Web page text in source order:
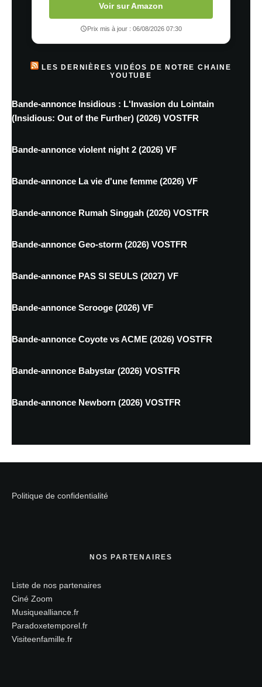
Voir sur Amazon
Prix mis à jour : 06/08/2026 07:30
LES DERNIÈRES VIDÉOS DE NOTRE CHAINE
YOUTUBE
Bande-annonce Insidious : L'Invasion du Lointain
(Insidious: Out of the Further) (2026) VOSTFR
Bande-annonce violent night 2 (2026) VF
Bande-annonce La vie d'une femme (2026) VF
Bande-annonce Rumah Singgah (2026) VOSTFR
Bande-annonce Geo-storm (2026) VOSTFR
Bande-annonce PAS SI SEULS (2027) VF
Bande-annonce Scrooge (2026) VF
Bande-annonce Coyote vs ACME (2026) VOSTFR
Bande-annonce Babystar (2026) VOSTFR
Bande-annonce Newborn (2026) VOSTFR
Politique de confidentialité
NOS PARTENAIRES
Liste de nos partenaires
Ciné Zoom
Musiquealliance.fr
Paradoxetemporel.fr
Visiteenfamille.fr